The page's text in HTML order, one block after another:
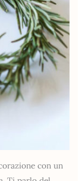
con un